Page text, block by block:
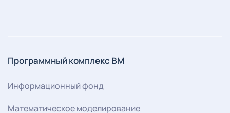
Программный комплекс ВМ
Информационный фонд
Математическое моделирование